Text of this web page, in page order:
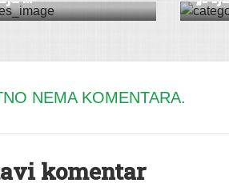
NEMA KOMENTARA.
komentar